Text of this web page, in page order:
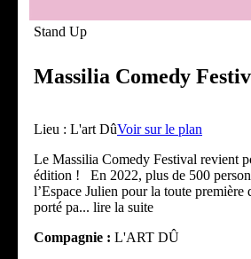
Stand Up
Massilia Comedy
Lieu : L'art DûVoir sur le plan
Le Massilia Comedy Festival revient
édition ! En 2022, plus de 500
l’Espace Julien pour la toute première
porté pa... lire la suite
Compagnie : L'ART DÛ